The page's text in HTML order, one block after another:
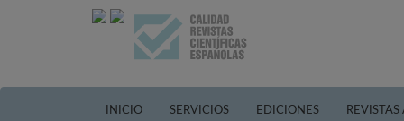
INICIO SERVICIOS EDICIONES